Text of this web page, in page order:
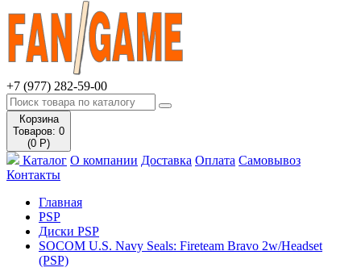
+7 (977) 282-59-00
Корзина
Товаров: 0
(0 Р)
Каталог О компании Доставка Оплата Самовывоз
Контакты
Главная
PSP
Диски PSP
SOCOM U.S. Navy Seals: Fireteam Bravo 2w/Headset
(PSP)